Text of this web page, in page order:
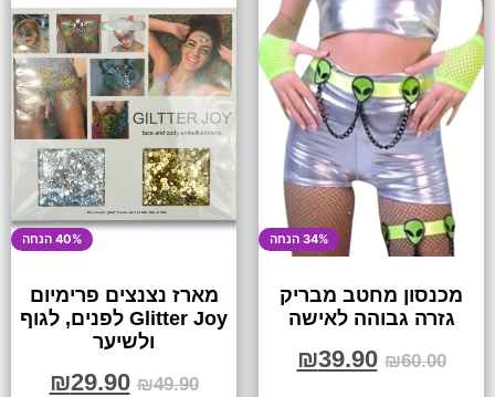
34% הנחה
מכנסון מחטב מבריק
גזרה גבוהה לאישה
₪60.00
₪39.90
40% הנחה
מארז נצנצים פרימיום
Glitter Joy לפנים, לגוף
ולשיער
₪49.90
₪29.90